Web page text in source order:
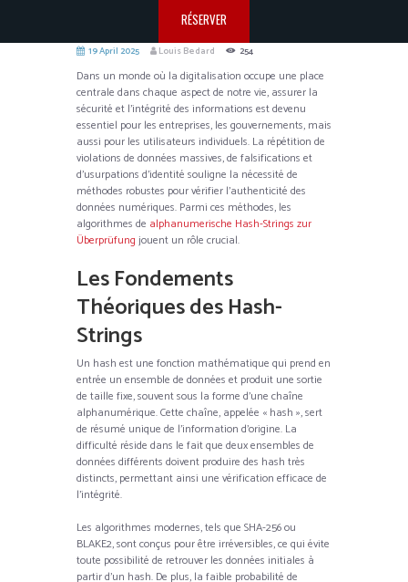
RÉSERVER
19 April 2025 Louis Bedard 254
Dans un monde où la digitalisation occupe une place
centrale dans chaque aspect de notre vie, assurer la
sécurité et l’intégrité des informations est devenu
essentiel pour les entreprises, les gouvernements, mais
aussi pour les utilisateurs individuels. La répétition de
violations de données massives, de falsifications et
d’usurpations d’identité souligne la nécessité de
méthodes robustes pour vérifier l’authenticité des
données numériques. Parmi ces méthodes, les
algorithmes de alphanumerische Hash-Strings zur
Überprüfung jouent un rôle crucial.
Les Fondements
Théoriques des Hash-
Strings
Un hash est une fonction mathématique qui prend en
entrée un ensemble de données et produit une sortie
de taille fixe, souvent sous la forme d’une chaîne
alphanumérique. Cette chaîne, appelée « hash », sert
de résumé unique de l’information d’origine. La
difficulté réside dans le fait que deux ensembles de
données différents doivent produire des hash très
distincts, permettant ainsi une vérification efficace de
l’intégrité.
Les algorithmes modernes, tels que SHA-256 ou
BLAKE2, sont conçus pour être irréversibles, ce qui évite
toute possibilité de retrouver les données initiales à
partir d’un hash. De plus, la faible probabilité de